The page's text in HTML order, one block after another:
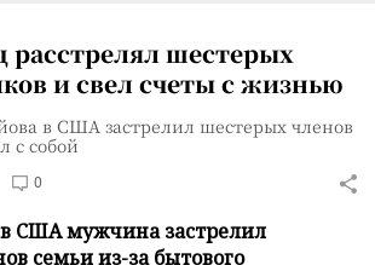
расстрелял шестерых
и свел счеты с жизнью
в США застрелил шестерых членов
с собой
0
США мужчина застрелил
семьи из-за бытового